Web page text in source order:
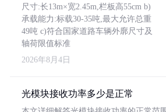
尺寸:长13m×宽2.45m,栏板高55cm b)
承载能力:标载30-35吨,最大允许总重
49吨 c)符合国家道路车辆外廓尺寸及
轴荷限值标准
2026年8月4日
光模块接收功率多少是正常